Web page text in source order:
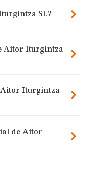
Sl.?
Aitor Iturgintza
Aitor Iturgintza
de Aitor